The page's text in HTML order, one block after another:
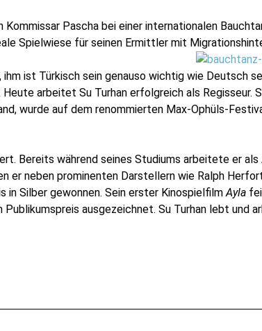
Pascha bei einer internationalen
Spielwiese für seinen Ermittler mit
ist Türkisch sein genauso wichtig wie Deutsch
arbeitet Su Turhan erfolgreich als Regisseur.
wurde auf dem renommierten Max-Ophüls-
Bereits während seines Studiums arbeitete er
er neben prominenten Darstellern wie Ralph
in Silber gewonnen. Sein erster Kinospielfilm Ayla
ausgezeichnet. Su Turhan lebt und